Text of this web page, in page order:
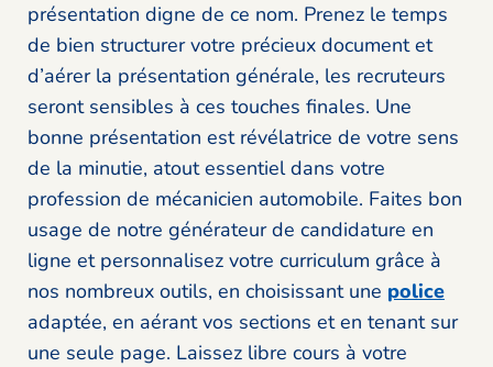
présentation digne de ce nom. Prenez le temps
de bien structurer votre précieux document et
d’aérer la présentation générale, les recruteurs
seront sensibles à ces touches finales. Une
bonne présentation est révélatrice de votre sens
de la minutie, atout essentiel dans votre
profession de mécanicien automobile. Faites bon
usage de notre générateur de candidature en
ligne et personnalisez votre curriculum grâce à
nos nombreux outils, en choisissant une police
adaptée, en aérant vos sections et en tenant sur
une seule page. Laissez libre cours à votre